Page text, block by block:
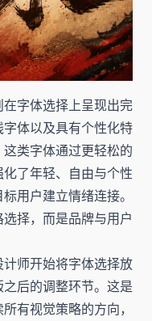
字体选择上呈现出完
体以及具有个性化特
类字体通过更轻松的
了年轻、自由与个性
用户建立情绪连接。
择，而是品牌与用户
师开始将字体选择放
后的调整环节。这是
有视觉策略的方向，